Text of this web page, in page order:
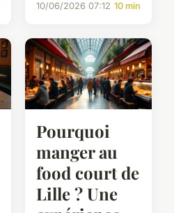
10/06/2026 07:12 10 min
Pourquoi
manger au
food court de
Lille ? Une